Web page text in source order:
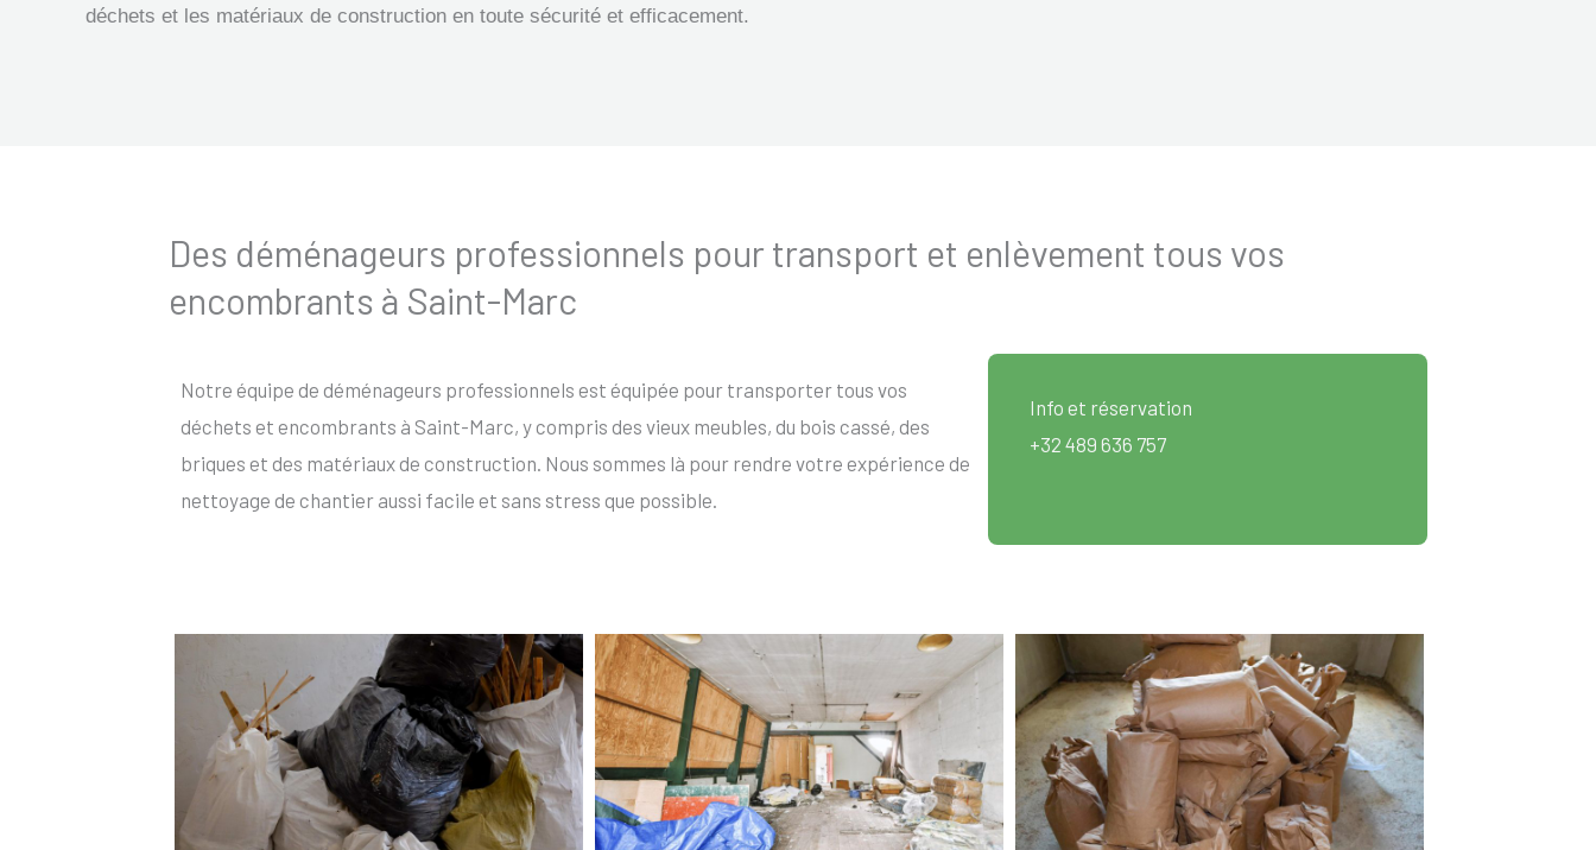
déchets et les matériaux de construction en toute sécurité et efficacement.
Des déménageurs professionnels pour transport et enlèvement tous vos
encombrants à Saint-Marc
Notre équipe de déménageurs professionnels est équipée pour transporter tous vos
déchets et encombrants à Saint-Marc, y compris des vieux meubles, du bois cassé, des
briques et des matériaux de construction. Nous sommes là pour rendre votre expérience de
nettoyage de chantier aussi facile et sans stress que possible.
Info et réservation
+32 489 636 757